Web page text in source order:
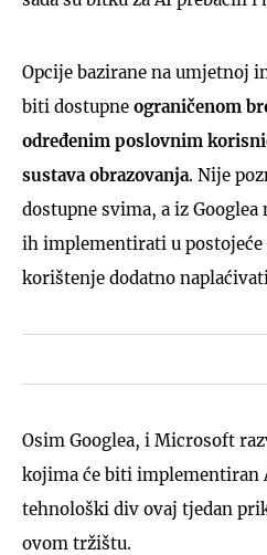
Opcije bazirane na umjetnoj
biti dostupne ograničenom
određenim poslovnim
sustava obrazovanja. Nije
dostupne svima, a iz
ih implementirati u
korištenje dodatno
Osim Googlea, i Microsoft
kojima će biti implementiran
tehnološki div ovaj tjedan
ovom tržištu.